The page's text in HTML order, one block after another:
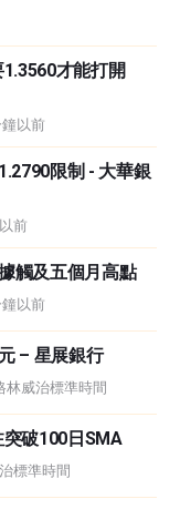
係。除了FXStreet，作
準確性、完整性或適用
遺漏或任何損失，傷害
外。本文作者和
資建議。
才能打開
以前
限制 - 大華銀
前
觸及五個月高點
以前
– 星展銀行
林威治標準時間
破100日SMA
標準時間